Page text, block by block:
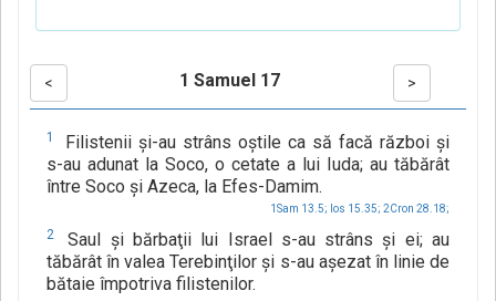
< 1 Samuel 17 >
1
Filistenii şi-au strâns oştile ca să facă război şi
s-au adunat la Soco, o cetate a lui Iuda; au tăbărât
între Soco şi Azeca, la Efes-Damim.
1Sam 13.5; Ios 15.35; 2Cron 28.18;
2
Saul şi bărbaţii lui Israel s-au strâns şi ei; au
tăbărât în valea Terebinţilor şi s-au aşezat în linie de
bătaie împotriva filistenilor.